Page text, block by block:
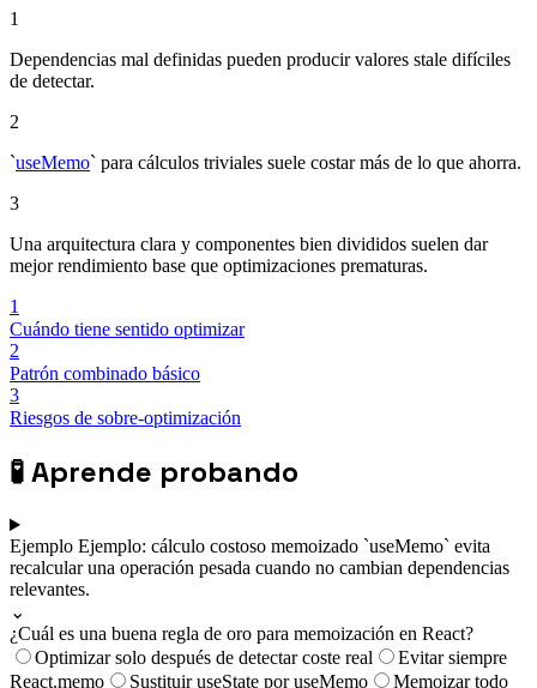
1
Dependencias mal definidas pueden producir valores stale difíciles
de detectar.
2
`useMemo` para cálculos triviales suele costar más de lo que ahorra.
3
Una arquitectura clara y componentes bien divididos suelen dar
mejor rendimiento base que optimizaciones prematuras.
1
Cuándo tiene sentido optimizar
2
Patrón combinado básico
3
Riesgos de sobre-optimización
🧪Aprende probando
Ejemplo Ejemplo: cálculo costoso memoizado `useMemo` evita
recalcular una operación pesada cuando no cambian dependencias
relevantes.
⌄
¿Cuál es una buena regla de oro para memoización en React?
Optimizar solo después de detectar coste real
Evitar siempre
React.memo
Sustituir useState por useMemo
Memoizar todo